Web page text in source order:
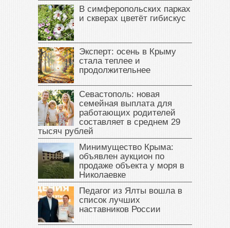
В симферопольских парках
и скверах цветёт гибискус
Эксперт: осень в Крыму
стала теплее и
продолжительнее
Севастополь: новая
семейная выплата для
работающих родителей
составляет в среднем 29
тысяч рублей
Минимущество Крыма:
объявлен аукцион по
продаже объекта у моря в
Николаевке
Педагог из Ялты вошла в
список лучших
наставников России